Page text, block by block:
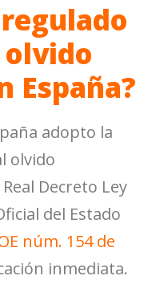
España?
adopto la
olvido
Decreto Ley
del Estado
núm. 154 de
inmediata.